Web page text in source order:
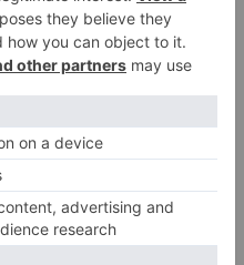
Gall ganador de la Vuelta a
Burgos 2026
Burgos CF oficializa la salida
Córdoba al fútbol chino
pone el broche de oro